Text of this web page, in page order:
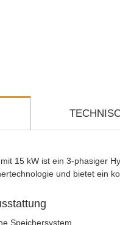
mit 15 kW ist ein 3-phasiger
und bietet ein
Speichersystem